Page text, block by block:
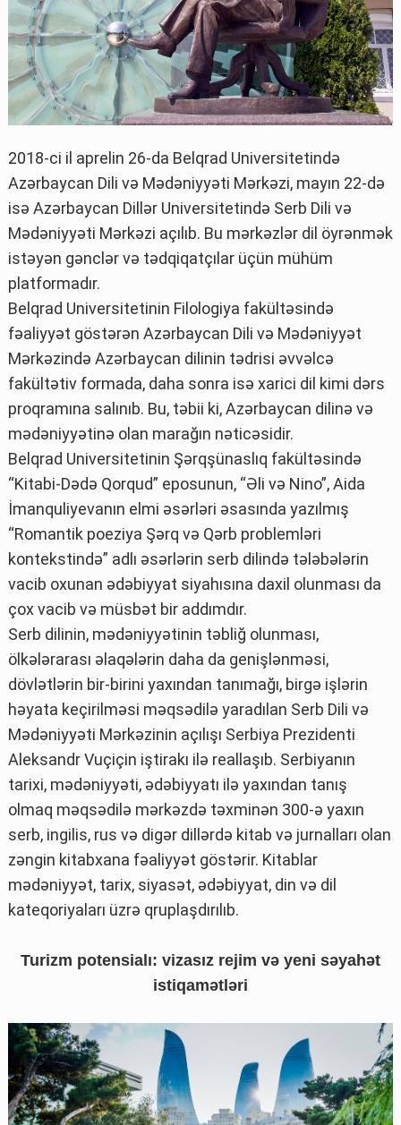
2018-ci il aprelin 26-da Belqrad Universitetində
Azərbaycan Dili və Mədəniyyəti Mərkəzi, mayın 22-də
isə Azərbaycan Dillər Universitetində Serb Dili və
Mədəniyyəti Mərkəzi açılıb. Bu mərkəzlər dil öyrənmək
istəyən gənclər və tədqiqatçılar üçün mühüm
platformadır.
Belqrad Universitetinin Filologiya fakültəsində
fəaliyyət göstərən Azərbaycan Dili və Mədəniyyət
Mərkəzində Azərbaycan dilinin tədrisi əvvəlcə
fakültətiv formada, daha sonra isə xarici dil kimi dərs
proqramına salınıb. Bu, təbii ki, Azərbaycan dilinə və
mədəniyyətinə olan marağın nəticəsidir.
Belqrad Universitetinin Şərqşünaslıq fakültəsində
“Kitabi-Dədə Qorqud” eposunun, “Əli və Nino”, Aida
İmanquliyevanın elmi əsərləri əsasında yazılmış
“Romantik poeziya Şərq və Qərb problemləri
kontekstində” adlı əsərlərin serb dilində tələbələrin
vacib oxunan ədəbiyyat siyahısına daxil olunması da
çox vacib və müsbət bir addımdır.
Serb dilinin, mədəniyyətinin təbliğ olunması,
ölkələrarası əlaqələrin daha da genişlənməsi,
dövlətlərin bir-birini yaxından tanımağı, birgə işlərin
həyata keçirilməsi məqsədilə yaradılan Serb Dili və
Mədəniyyəti Mərkəzinin açılışı Serbiya Prezidenti
Aleksandr Vuçiçin iştirakı ilə reallaşıb. Serbiyanın
tarixi, mədəniyyəti, ədəbiyyatı ilə yaxından tanış
olmaq məqsədilə mərkəzdə təxminən 300-ə yaxın
serb, ingilis, rus və digər dillərdə kitab və jurnalları olan
zəngin kitabxana fəaliyyət göstərir. Kitablar
mədəniyyət, tarix, siyasət, ədəbiyyat, din və dil
kateqoriyaları üzrə qruplaşdırılıb.
Turizm potensialı: vizasız rejim və yeni səyahət
istiqamətləri